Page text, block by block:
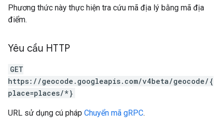
Phương thức này thực hiện tra cứu mã địa lý bằng mã địa
điểm.
Yêu cầu HTTP
GET
https://geocode.googleapis.com/v4beta/geocode/{
place=places/*}
URL sử dụng cú pháp Chuyển mã gRPC.